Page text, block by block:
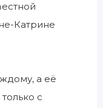
Катрине
а её
с